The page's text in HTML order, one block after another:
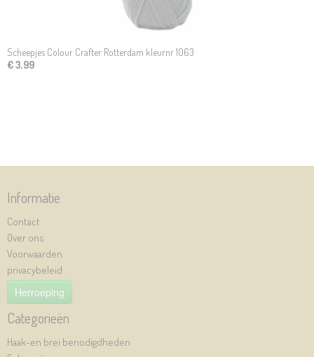
Scheepjes Colour Crafter Rotterdam kleurnr 1063
€ 3,99
Informatie
Contact
Over ons
Voorwaarden
privacybeleid
Herroeping
Categorieën
Haak-en brei benodigdheden